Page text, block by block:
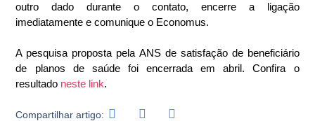
outro dado durante o contato, encerre a ligação
imediatamente e comunique o Economus.
A pesquisa proposta pela ANS de satisfação de beneficiário
de planos de saúde foi encerrada em abril. Confira o
resultado neste link.
Compartilhar artigo: